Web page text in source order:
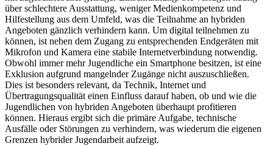
über schlechtere Ausstattung, weniger Medienkompetenz und
Hilfestellung aus dem Umfeld, was die Teilnahme an hybriden
Angeboten gänzlich verhindern kann. Um digital teilnehmen zu
können, ist neben dem Zugang zu entsprechenden Endgeräten mit
Mikrofon und Kamera eine stabile Internetverbindung notwendig.
Obwohl immer mehr Jugendliche ein Smartphone besitzen, ist eine
Exklusion aufgrund mangelnder Zugänge nicht auszuschließen.
Dies ist besonders relevant, da Technik, Internet und
Übertragungsqualität einen Einfluss darauf haben, ob und wie die
Jugendlichen von hybriden Angeboten überhaupt profitieren
können. Hieraus ergibt sich die primäre Aufgabe, technische
Ausfälle oder Störungen zu verhindern, was wiederum die eigenen
Grenzen hybrider Jugendarbeit aufzeigt.